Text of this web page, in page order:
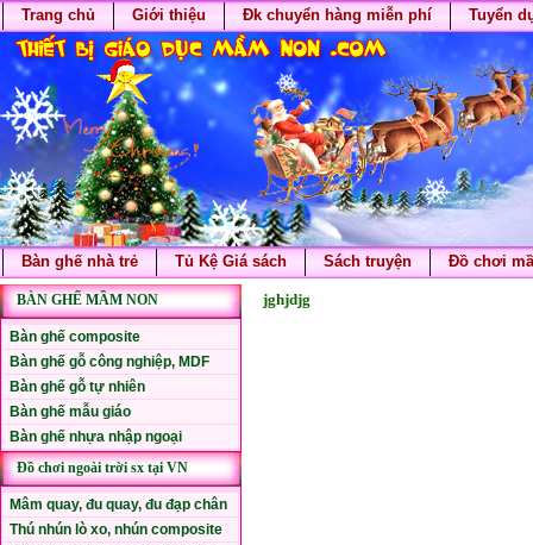
Trang chủ Giới thiệu Đk chuyển hàng miễn phí Tuyển
Bàn ghế nhà trẻ Tủ Kệ Giá sách Sách truyện Đồ chơi
BÀN GHẾ MẦM NON
Bàn ghế composite
Bàn ghế gỗ công nghiệp, MDF
Bàn ghế gỗ tự nhiên
Bàn ghế mẫu giáo
Bàn ghế nhựa nhập ngoại
Đồ chơi ngoài trời sx tại VN
Mâm quay, đu quay, đu đạp chân
Thú nhún lò xo, nhún composite
jghjdjg